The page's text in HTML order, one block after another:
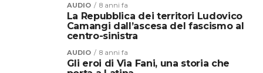
AUDIO 8 anni fa
La Repubblica dei territori Ludovico
Camangi dall’ascesa del fascismo al
centro-sinistra
AUDIO 8 anni fa
Gli eroi di Via Fani, una storia che